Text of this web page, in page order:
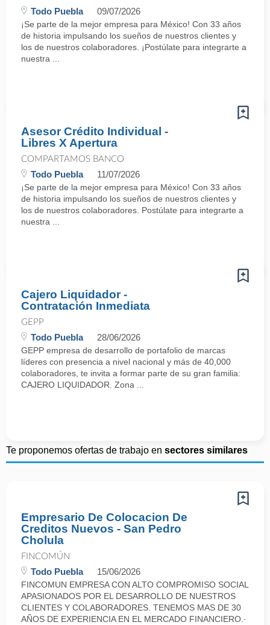
Todo Puebla 09/07/2026
¡Se parte de la mejor empresa para México! Con 33 años
de historia impulsando los sueños de nuestros clientes y
los de nuestros colaboradores. ¡Postúlate para integrarte a
nuestra ...
Asesor Crédito Individual -
Libres X Apertura
COMPARTAMOS BANCO
Todo Puebla 11/07/2026
¡Se parte de la mejor empresa para México! Con 33 años
de historia impulsando los sueños de nuestros clientes y
los de nuestros colaboradores. Postúlate para integrarte a
nuestra ...
Cajero Liquidador -
Contratación Inmediata
GEPP
Todo Puebla 28/06/2026
GEPP empresa de desarrollo de portafolio de marcas
líderes con presencia a nivel nacional y más de 40,000
colaboradores, te invita a formar parte de su gran familia:
CAJERO LIQUIDADOR. Zona ...
Te proponemos ofertas de trabajo en sectores similares
Empresario De Colocacion De
Creditos Nuevos - San Pedro
Cholula
FINCOMÚN
Todo Puebla 15/06/2026
FINCOMUN EMPRESA CON ALTO COMPROMISO SOCIAL
APASIONADOS POR EL DESARROLLO DE NUESTROS
CLIENTES Y COLABORADORES. TENEMOS MAS DE 30
AÑOS DE EXPERIENCIA EN EL MERCADO FINANCIERO.·